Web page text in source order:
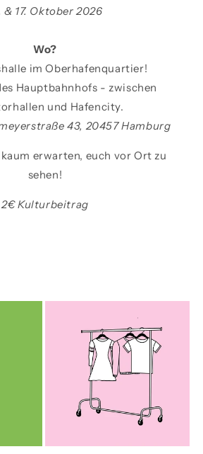
& 17. Oktober 2026
Wo?
im Oberhafenquartier!
Hauptbahnhofs - zwischen
und Hafencity.
43, 20457 Hamburg
erwarten, euch vor Ort zu
sehen!
2€ Kulturbeitrag